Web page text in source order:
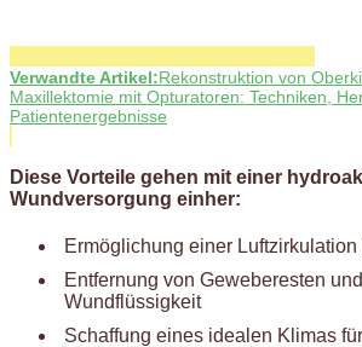
Verwandte Artikel:Rekonstruktion von
Maxillektomie mit Opturatoren: Techniken,
Patientenergebnisse
Diese Vorteile gehen mit einer
Wundversorgung einher:
Ermöglichung einer
Entfernung von Geweberesten
Wundflüssigkeit
Schaffung eines idealen Klimas